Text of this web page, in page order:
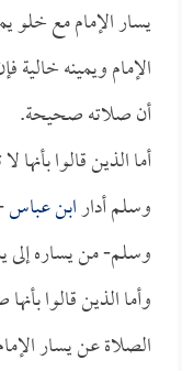
يسار الإمام مع خلو
الإمام ويمينه
أن صلاته صحيحة.
أما الذين قالوا
وسلم أدارابن عباس
وسلم- من يساره إلى
وأما الذين قالوا
الصلاة عن يسار